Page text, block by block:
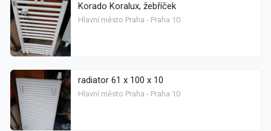
Korado Koralux, žebříček
Hlavní město Praha - Praha 10
radiator 61 x 100 x 10
Hlavní město Praha - Praha 10